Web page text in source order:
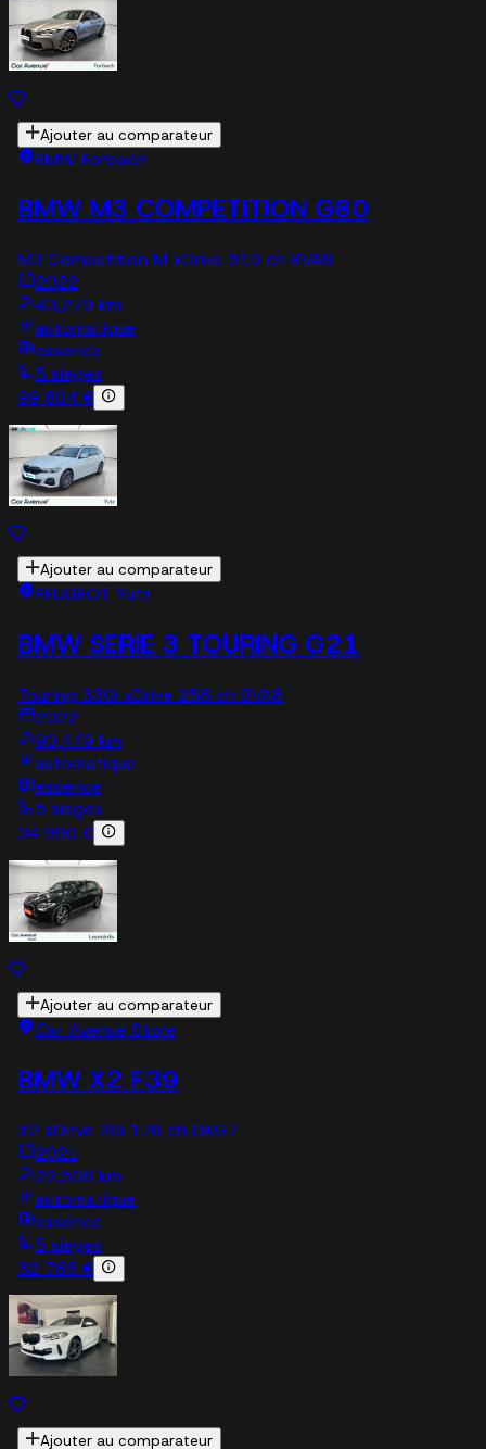
Ajouter au comparateur
BMW Forbach
BMW M3 COMPETITION G80
M3 Competition M xDrive 510 ch BVA8
2022
43,279 km
automatique
essence
5 sieges
99 804 €
Ajouter au comparateur
PEUGEOT Yutz
BMW SERIE 3 TOURING G21
Touring 330i xDrive 258 ch BVA8
2022
90,449 km
automatique
essence
5 sieges
34 990 €
Ajouter au comparateur
Car Avenue Store
BMW X2 F39
X2 sDrive 20i 178 ch DKG7
2021
22,508 km
automatique
essence
5 sieges
32 785 €
Ajouter au comparateur